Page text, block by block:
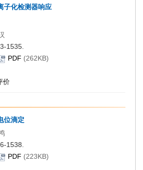
子化检测器响应
1535.
PDF (262KB)
价
位滴定
1538.
PDF (223KB)